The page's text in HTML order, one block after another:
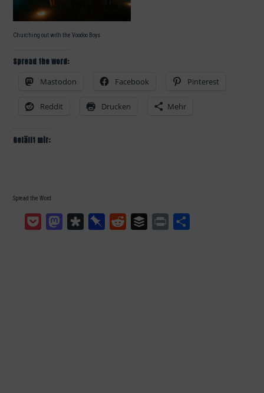
Churching out with the Voodoo Boys
Spread the word:
Mastodon
Facebook Pinterest
Reddit Drucken Mehr
Gefällt mir:
Spread the Word:
Pocket MastodonDiasporaPinboardReddit Buffer Print